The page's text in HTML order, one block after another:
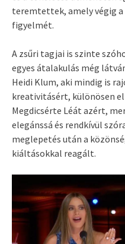
teremtettek, amely végig a
figyelmét.
A zsűri tagjai is szinte
egyes átalakulás még
Heidi Klum, aki mindig is
kreativitásért, különösen
Megdicsérte Léát azért,
elegánssá és rendkívül
meglepetés után a
kiáltásokkal reagált.